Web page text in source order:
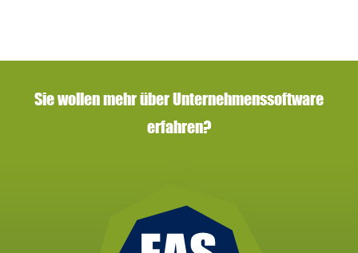
Sie wollen mehr über Unternehmenssoftware
erfahren?